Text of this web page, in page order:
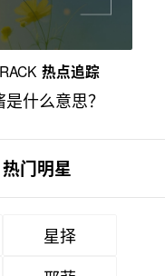
热点追踪
什么意思？
热门明星
星择